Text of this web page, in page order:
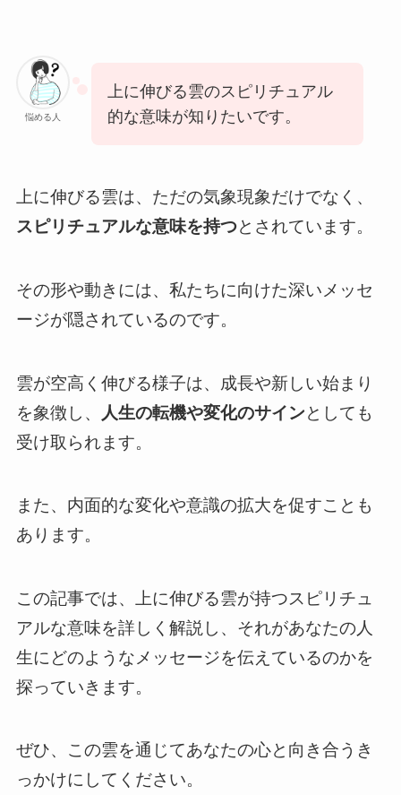
悩める人
上に伸びる雲のスピリチュアル
的な意味が知りたいです。
上に伸びる雲は、ただの気象現象だけでなく、
スピリチュアルな意味を持つとされています。
その形や動きには、私たちに向けた深いメッセ
ージが隠されているのです。
雲が空高く伸びる様子は、成長や新しい始まり
を象徴し、
人生の転機や変化のサインとしても
受け取られます。
また、内面的な変化や意識の拡大を促すことも
あります。
この記事では、上に伸びる雲が持つスピリチュ
アルな意味を詳しく解説し、それがあなたの人
生にどのようなメッセージを伝えているのかを
探っていきます。
ぜひ、この雲を通じてあなたの心と向き合うき
っかけにしてください。